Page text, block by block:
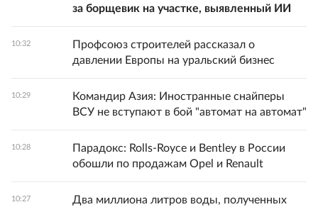
за борщевик на участке, выявленный ИИ
10:32
Профсоюз строителей рассказал о
давлении Европы на уральский бизнес
10:29
Командир Азия: Иностранные снайперы
ВСУ не вступают в бой "автомат на автомат"
10:28
Парадокс: Rolls-Royce и Bentley в России
обошли по продажам Opel и Renault
10:27
Два миллиона литров воды, полученных